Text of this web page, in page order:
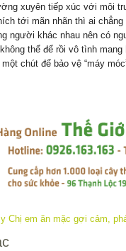
xuyên tiếp xúc với môi
tới mãn nhãn thì ai
người khác nhau nên có
thể để rồi vô tình
chút để bảo vệ “máy